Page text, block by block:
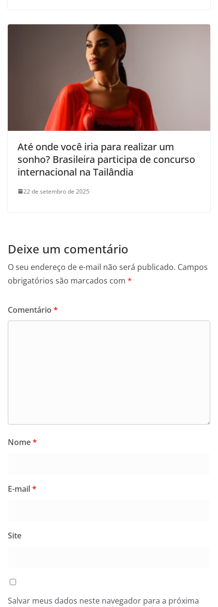
Até onde você iria para realizar um
sonho? Brasileira participa de concurso
internacional na Tailândia
22 de setembro de 2025
Deixe um comentário
O seu endereço de e-mail não será publicado. Campos
obrigatórios são marcados com *
Comentário *
Nome*
E-mail*
Site
Salvar meus dados neste navegador para a próxima